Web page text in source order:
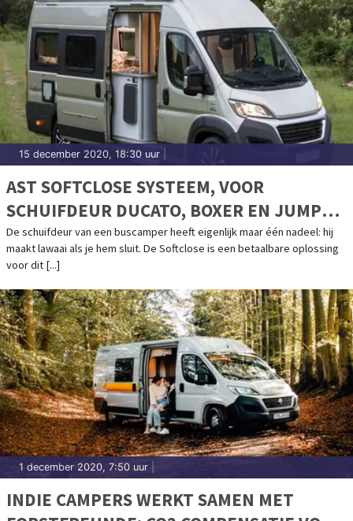
15 december 2020, 18:30 uur
AST SOFTCLOSE SYSTEEM, VOOR
SCHUIFDEUR DUCATO, BOXER EN JUMPER
>2006
De schuifdeur van een buscamper heeft eigenlijk maar één nadeel: hij
maakt lawaai als je hem sluit. De Softclose is een betaalbare oplossing
voor dit [...]
1 december 2020, 7:50 uur
INDIE CAMPERS WERKT SAMEN MET